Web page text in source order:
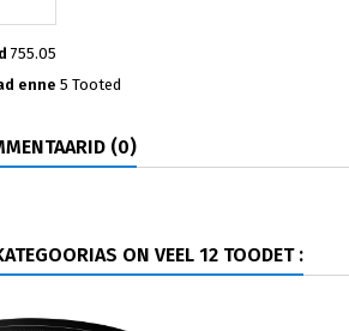
755.05
enne 5 Tooted
(0)
ON VEEL 12 TOODET :